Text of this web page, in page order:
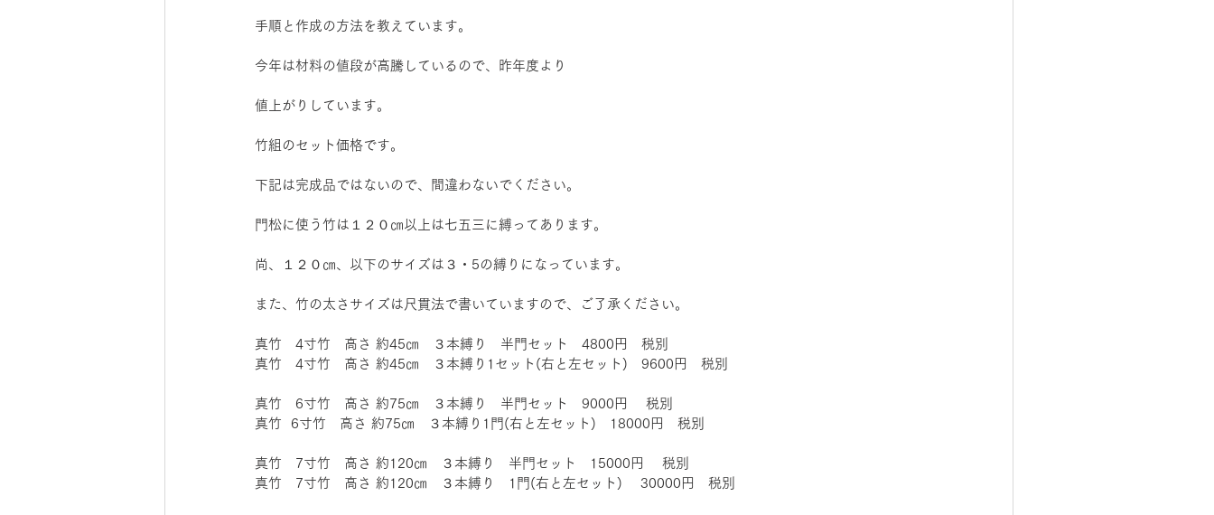
手順と作成の方法を教えています。
今年は材料の値段が高騰しているので、昨年度より
値上がりしています。
竹組のセット価格です。
下記は完成品ではないので、間違わないでください。
門松に使う竹は１２０㎝以上は七五三に縛ってあります。
尚、１２０㎝、以下のサイズは３・5の縛りになっています。
また、竹の太さサイズは尺貫法で書いていますので、ご了承ください。
真竹　4寸竹　高さ 約45㎝　３本縛り　半門セット　4800円　税別
真竹　4寸竹　高さ 約45㎝　３本縛り1セット(右と左セット)　9600円　税別
真竹　6寸竹　高さ 約75㎝　３本縛り　半門セット　9000円 　税別
真竹  6寸竹　高さ 約75㎝　３本縛り1門(右と左セット)　18000円　税別
真竹　7寸竹　高さ 約120㎝　３本縛り　半門セット　15000円 　税別
真竹　7寸竹　高さ 約120㎝　３本縛り　1門(右と左セット) 　30000円　税別